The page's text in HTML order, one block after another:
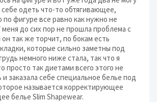
одеть что-то обтягивающее,
по фигуре все равно как нужно не
меня до сих пор не прошла проблема с
так же торчит, по бокам есть
которые сильно заметны под
немного ниже стала, так что я
просто так диетами всего этого не
заказала себе специальное белье под
называется корректирующее
белье Slim Shapewear.